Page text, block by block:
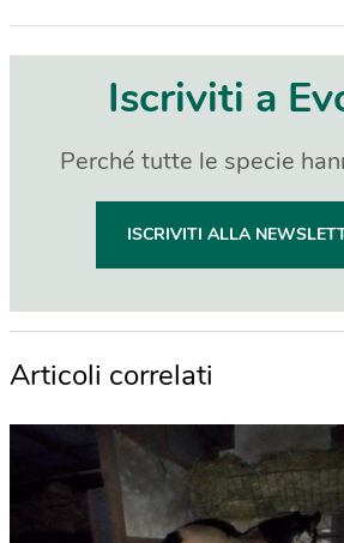
Iscriviti a
Perché tutte le specie
ISCRIVITI ALLA
Articoli correlati